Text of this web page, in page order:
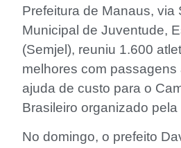
Prefeitura de Manaus, via
Municipal de Juventude,
(Semjel), reuniu 1.600
melhores com passagens
ajuda de custo para o
Brasileiro organizado pela
No domingo, o prefeito